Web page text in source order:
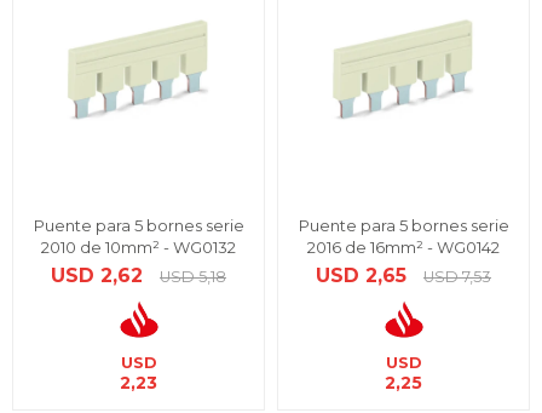
Puente para 5 bornes serie
2010 de 10mm² - WG0132
USD 2,62 USD 5,18
USD
2,23
Puente para 5 bornes serie
2016 de 16mm² - WG0142
USD 2,65 USD 7,53
USD
2,25